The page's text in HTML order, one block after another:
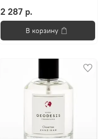
2 287 р.
В корзину